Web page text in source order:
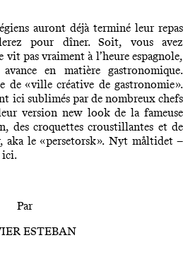
auront déjà terminé leur repas
pour dîner. Soit, vous avez
vit pas vraiment à l’heure espagnole,
en matière gastronomique.
de « ville créative de gastronomie ».
ici sublimés par de nombreux chefs
version new look de la fameuse
des croquettes croustillantes et de
aka le « persetorsk ». Nyt måltidet –
ici.
Par
ESTEBAN